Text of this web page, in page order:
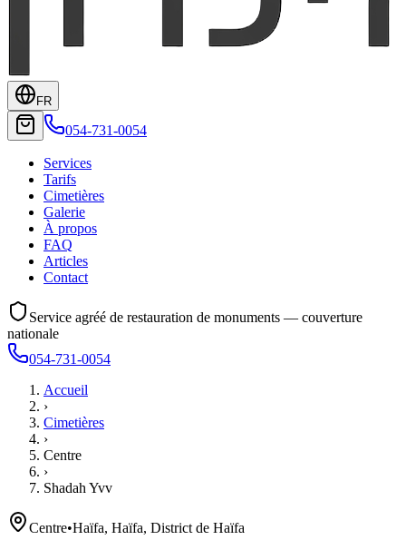
FR
054-731-0054
Services
Tarifs
Cimetières
Galerie
À propos
FAQ
Articles
Contact
Service agréé de restauration de monuments — couverture
nationale
054-731-0054
Accueil
›
Cimetières
›
Centre
›
Shadah Yvv
Centre•Haïfa, Haïfa, District de Haïfa